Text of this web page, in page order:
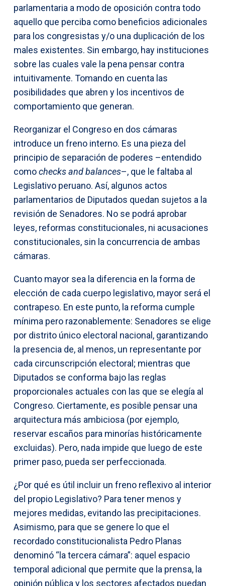
parlamentaria a modo de oposición contra todo
aquello que perciba como beneficios adicionales
para los congresistas y/o una duplicación de los
males existentes. Sin embargo, hay instituciones
sobre las cuales vale la pena pensar contra
intuitivamente. Tomando en cuenta las
posibilidades que abren y los incentivos de
comportamiento que generan.
Reorganizar el Congreso en dos cámaras
introduce un freno interno. Es una pieza del
principio de separación de poderes –entendido
comochecks and balances–, que le faltaba al
Legislativo peruano. Así, algunos actos
parlamentarios de Diputados quedan sujetos a la
revisión de Senadores. No se podrá aprobar
leyes, reformas constitucionales, ni acusaciones
constitucionales, sin la concurrencia de ambas
cámaras.
Cuanto mayor sea la diferencia en la forma de
elección de cada cuerpo legislativo, mayor será el
contrapeso. En este punto, la reforma cumple
mínima pero razonablemente: Senadores se elige
por distrito único electoral nacional, garantizando
la presencia de, al menos, un representante por
cada circunscripción electoral; mientras que
Diputados se conforma bajo las reglas
proporcionales actuales con las que se elegía al
Congreso. Ciertamente, es posible pensar una
arquitectura más ambiciosa (por ejemplo,
reservar escaños para minorías históricamente
excluidas). Pero, nada impide que luego de este
primer paso, pueda ser perfeccionada.
¿Por qué es útil incluir un freno reflexivo al interior
del propio Legislativo? Para tener menos y
mejores medidas, evitando las precipitaciones.
Asimismo, para que se genere lo que el
recordado constitucionalista Pedro Planas
denominó “la tercera cámara”: aquel espacio
temporal adicional que permite que la prensa, la
opinión pública y los sectores afectados puedan